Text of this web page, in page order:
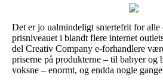
Det er jo ualmindeligt smertefrit for alle
prisniveauet i blandt flere internet
del Creativ Company e-forhandlere
priserne på produkterne – til babyer og
voksne – enormt, og endda nogle